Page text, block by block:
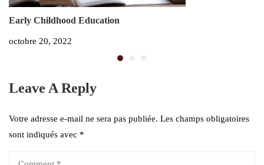
Early Childhood Education
octobre 20, 2022
Leave A Reply
Votre adresse e-mail ne sera pas publiée. Les champs obligatoires
sont indiqués avec *